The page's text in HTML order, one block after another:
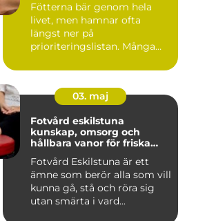
Fötterna bär genom hela
livet, men hamnar ofta
längst ner på
prioriteringslistan. Många
03. maj
Fotvård eskilstuna
kunskap, omsorg och
hållbara vanor för friska
Fotvård Eskilstuna är ett
ämne som berör alla som vill
kunna gå, stå och röra sig
utan smärta i vard...